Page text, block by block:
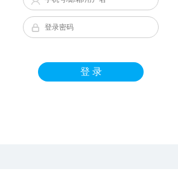
登 录